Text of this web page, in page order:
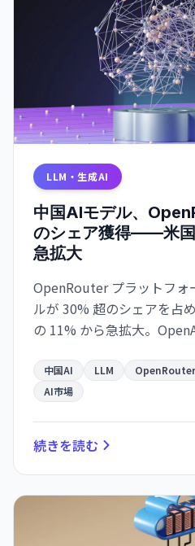
LLM・生成AI
中国AIモデル、
のシェア獲得——米
急拡大
OpenRouter プラットフォ
ルが 30% 超のシェアを占
の 11% から急拡大。
タートアップも乗り換えを
K3 が 930 万ダウンロード
中国AI LLM OpenRouter
AI市場
続きを読む